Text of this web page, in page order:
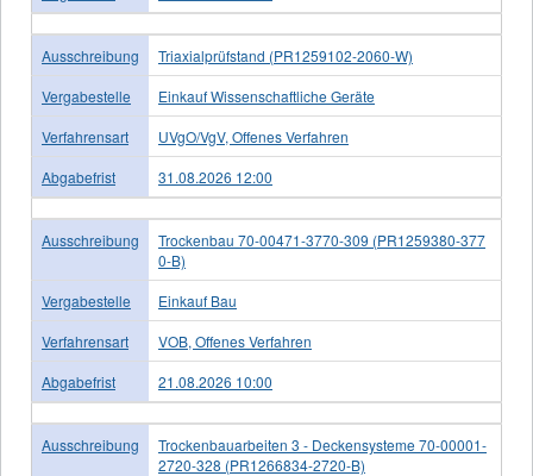
Ausschreibung
Triaxialprüfstand (PR1259102-2060-W)
Vergabestelle
Einkauf Wissenschaftliche Geräte
Verfahrensart
UVgO/VgV, Offenes Verfahren
Abgabefrist
31.08.2026 12:00
Ausschreibung
Trockenbau 70-00471-3770-309 (PR1259380-377
0-B)
Vergabestelle
Einkauf Bau
Verfahrensart
VOB, Offenes Verfahren
Abgabefrist
21.08.2026 10:00
Ausschreibung
Trockenbauarbeiten 3 - Deckensysteme 70-00001-
2720-328 (PR1266834-2720-B)